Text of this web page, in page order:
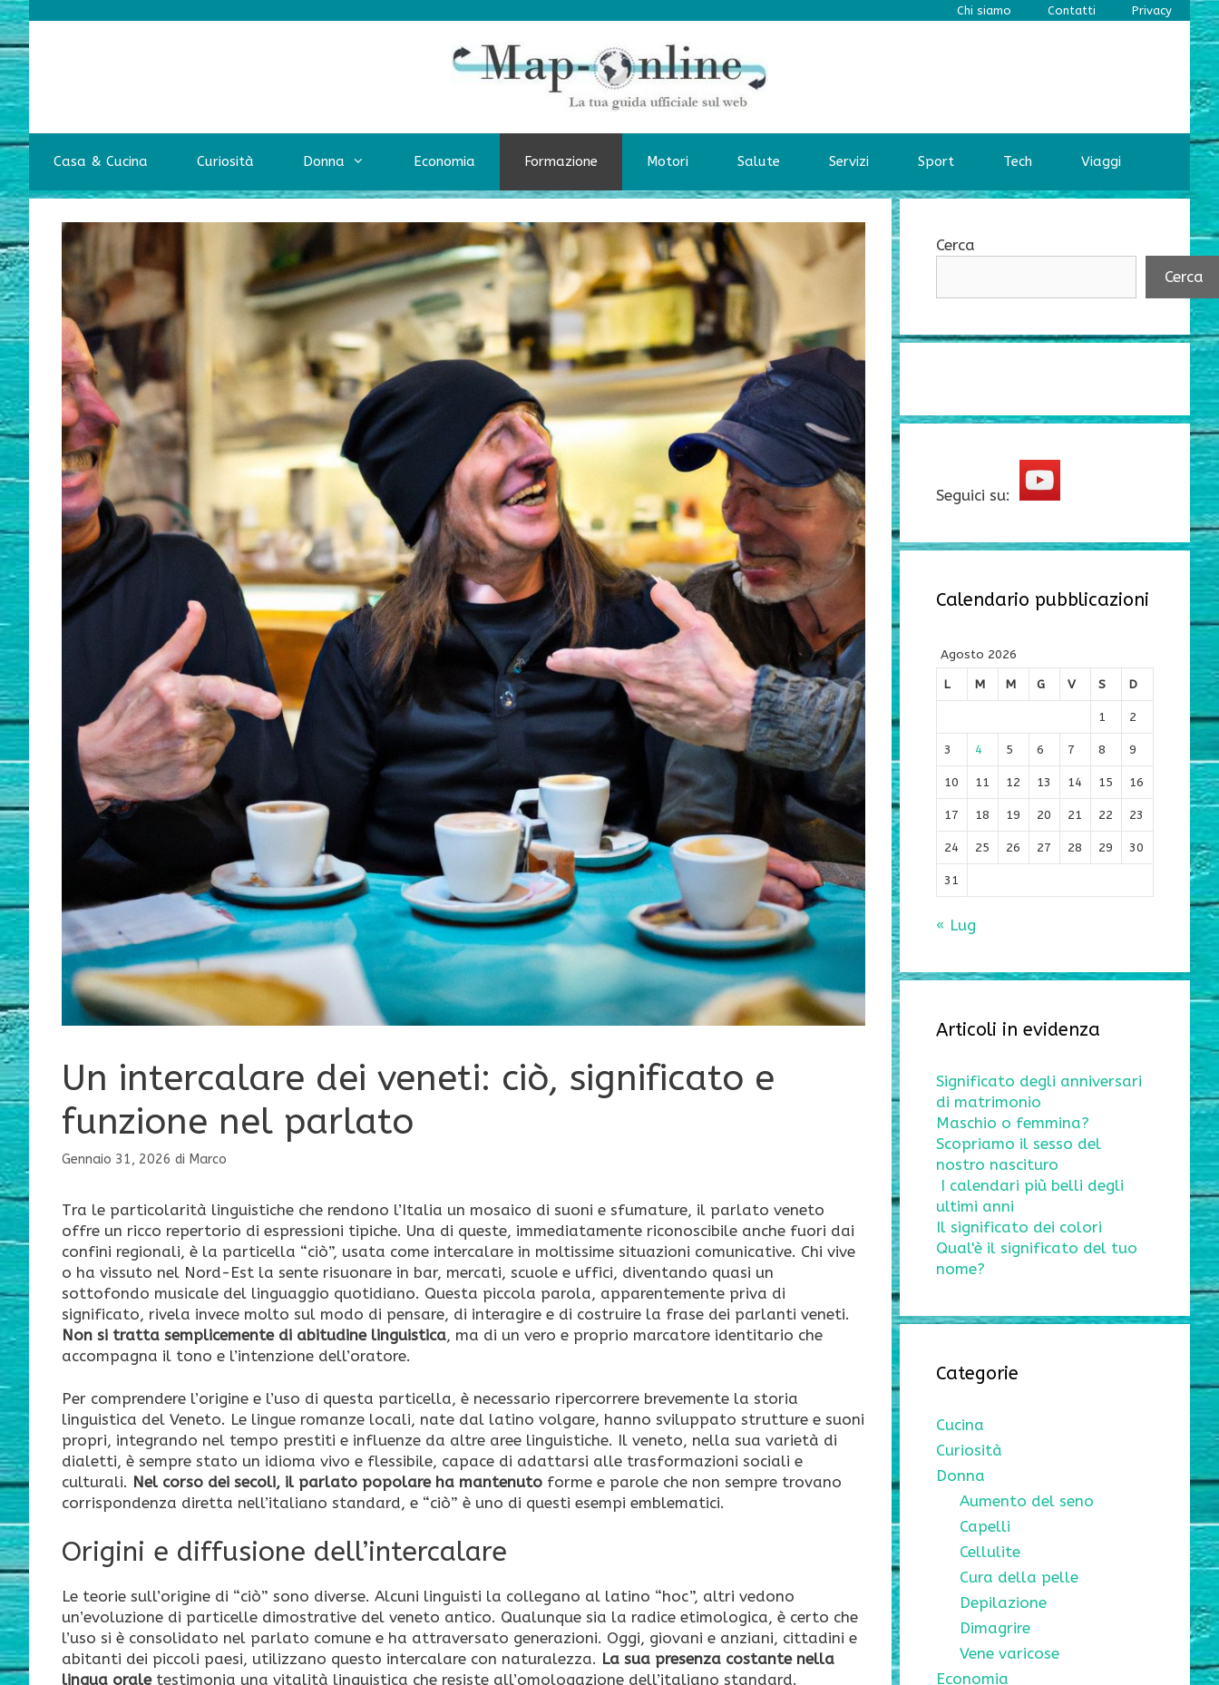
Vai
al
contenuto
Chi siamo Contatti Privacy
Casa & Cucina Curiosità Donna Economia Formazione Motori Salute Servizi Sport Tech Viaggi
Un intercalare dei veneti: ciò, significato e
funzione nel parlato
Gennaio 31, 2026 di Marco
Tra le particolarità linguistiche che rendono l’Italia un mosaico di suoni e sfumature, il parlato veneto
offre un ricco repertorio di espressioni tipiche. Una di queste, immediatamente riconoscibile anche fuori dai
confini regionali, è la particella “ciò”, usata come intercalare in moltissime situazioni comunicative. Chi vive
o ha vissuto nel Nord-Est la sente risuonare in bar, mercati, scuole e uffici, diventando quasi un
sottofondo musicale del linguaggio quotidiano. Questa piccola parola, apparentemente priva di
significato, rivela invece molto sul modo di pensare, di interagire e di costruire la frase dei parlanti veneti.
Non si tratta semplicemente di abitudine linguistica, ma di un vero e proprio marcatore identitario che
accompagna il tono e l’intenzione dell’oratore.
Per comprendere l’origine e l’uso di questa particella, è necessario ripercorrere brevemente la storia
linguistica del Veneto. Le lingue romanze locali, nate dal latino volgare, hanno sviluppato strutture e suoni
propri, integrando nel tempo prestiti e influenze da altre aree linguistiche. Il veneto, nella sua varietà di
dialetti, è sempre stato un idioma vivo e flessibile, capace di adattarsi alle trasformazioni sociali e
culturali. Nel corso dei secoli, il parlato popolare ha mantenuto forme e parole che non sempre trovano
corrispondenza diretta nell’italiano standard, e “ciò” è uno di questi esempi emblematici.
Origini e diffusione dell’intercalare
Le teorie sull’origine di “ciò” sono diverse. Alcuni linguisti la collegano al latino “hoc”, altri vedono
un’evoluzione di particelle dimostrative del veneto antico. Qualunque sia la radice etimologica, è certo che
l’uso si è consolidato nel parlato comune e ha attraversato generazioni. Oggi, giovani e anziani, cittadini e
abitanti dei piccoli paesi, utilizzano questo intercalare con naturalezza. La sua presenza costante nella
lingua oraletestimonia una vitalità linguistica che resiste all’omologazione dell’italiano standard.
Cerca
Cerca
Seguici su:
Calendario pubblicazioni
Agosto 2026
L
M M G V S D
1 2
3 4 5 6 7 8 9
10 11 12 13 14 15 16
17 18 19 20 21 22 23
24 25 26 27 28 29 30
31
« Lug
Articoli in evidenza
Significato degli anniversari
di matrimonio
Maschio o femmina?
Scopriamo il sesso del
nostro nascituro
I calendari più belli degli
ultimi anni
Il significato dei colori
Qual'è il significato del tuo
nome?
Categorie
Cucina
Curiosità
Donna
Aumento del seno
Capelli
Cellulite
Cura della pelle
Depilazione
Dimagrire
Vene varicose
Economia